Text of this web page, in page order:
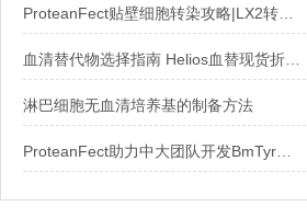
淋巴细胞无血清培养基的制备方法